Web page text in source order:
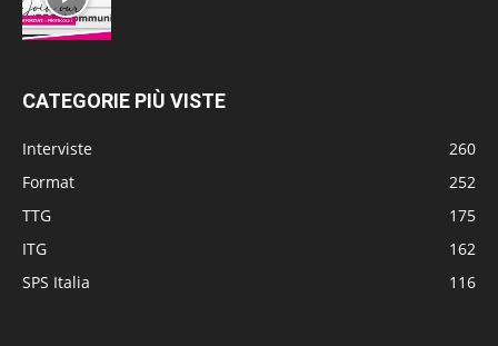
CATEGORIE PIÙ VISTE
Interviste
260
Format
252
TTG
175
ITG
162
SPS Italia
116